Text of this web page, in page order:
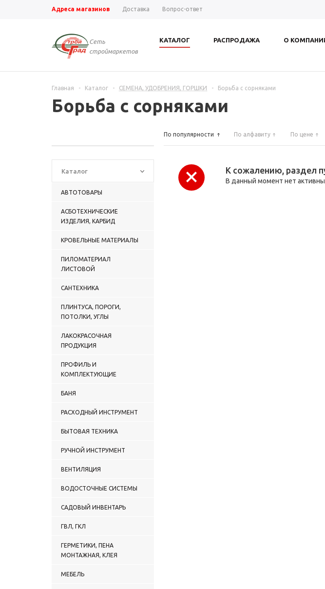
Адреса магазинов Доставка Вопрос-ответ
Сеть
строймаркетов
КАТАЛОГ РАСПРОДАЖА О
Главная - Каталог - СЕМЕНА, УДОБРЕНИЯ, ГОРШКИ - Борьба с сорняками
Борьба с сорняками
Каталог
АВТОТОВАРЫ
АСБОТЕХНИЧЕСКИЕ
ИЗДЕЛИЯ, КАРБИД
КРОВЕЛЬНЫЕ МАТЕРИАЛЫ
ПИЛОМАТЕРИАЛ
ЛИСТОВОЙ
САНТЕХНИКА
ПЛИНТУСА, ПОРОГИ,
ПОТОЛКИ, УГЛЫ
ЛАКОКРАСОЧНАЯ
ПРОДУКЦИЯ
ПРОФИЛЬ И
КОМПЛЕКТУЮЩИЕ
БАНЯ
РАСХОДНЫЙ ИНСТРУМЕНТ
БЫТОВАЯ ТЕХНИКА
РУЧНОЙ ИНСТРУМЕНТ
ВЕНТИЛЯЦИЯ
ВОДОСТОЧНЫЕ СИСТЕМЫ
САДОВЫЙ ИНВЕНТАРЬ
ГВЛ, ГКЛ
ГЕРМЕТИКИ, ПЕНА
МОНТАЖНАЯ, КЛЕЯ
МЕБЕЛЬ
По популярности По алфавиту По цене
К сожалению, раздел
В данный момент нет